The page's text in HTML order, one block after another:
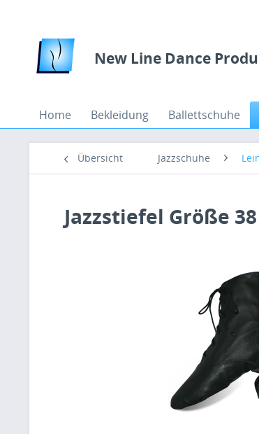
New Line Dance
Home Bekleidung Ballettschuhe
Übersicht Jazzschuhe
Jazzstiefel Größe 38